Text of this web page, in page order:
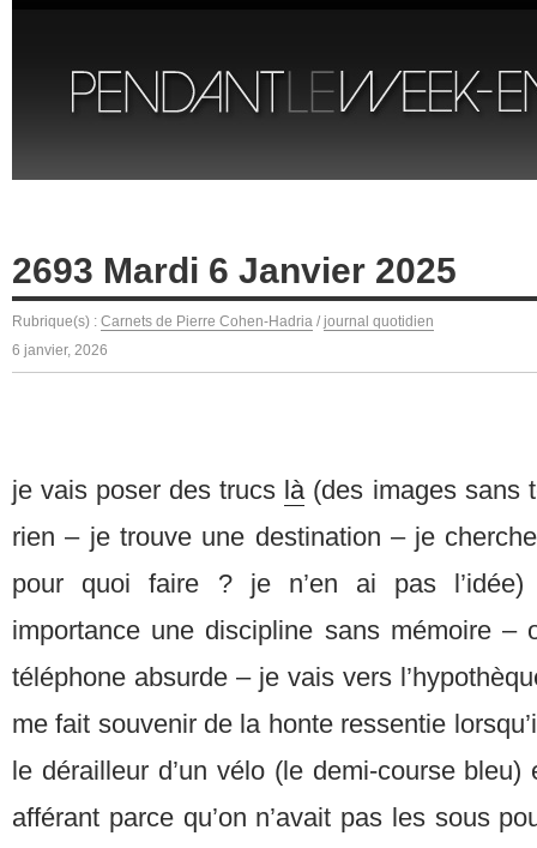
2693 Mardi 6 Janvier 2025
Rubrique(s) : Carnets de Pierre Cohen-Hadria / journal quotidien
6 janvier, 2026
je vais poser des trucs là(des images sans
rien – je trouve une destination – je
pour quoi faire ? je n’en ai pas l’idée)
importance une discipline sans mémoire –
téléphone absurde – je vais vers
me fait souvenir de la honte ressentie
le dérailleur d’un vélo (le demi-course
afférant parce qu’on n’avait pas les sous